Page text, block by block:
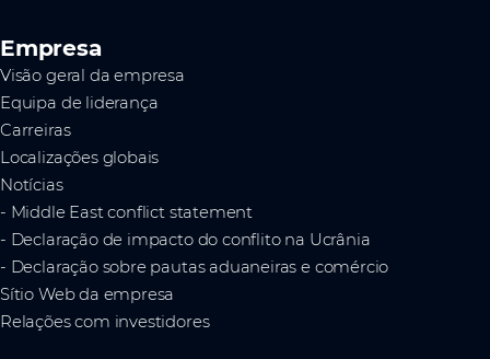
Empresa
Visão geral da empresa
Equipa de liderança
Carreiras
Localizações globais
Notícias
- Middle East conflict statement
- Declaração de impacto do conflito na Ucrânia
- Declaração sobre pautas aduaneiras e comércio
Sítio Web da empresa
Relações com investidores